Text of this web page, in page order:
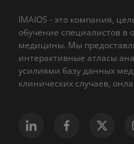
IMAIOS - это компания,
обучение специалистов в
медицины. Мы
интерактивные атласы
усилиями базу данных
клинических случаев,